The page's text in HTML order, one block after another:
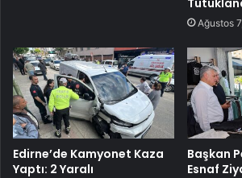
Ağustos
Edirne’de Kamyonet Kaza
Yaptı: 2 Yaralı
Başkan
Esnaf